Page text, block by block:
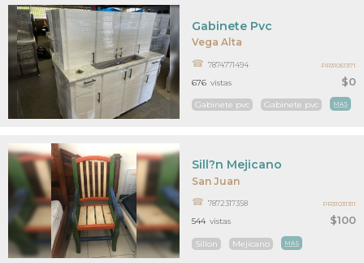
Vega Alta
$0
Gabinete Pvc
7874771494
Gabinete pvc Gabinete pvc MAS
676 vistas
PR31051371
San Juan
$100
Sill?n Mejicano
7872317358
Sillon Mejicano MAS
544 vistas
PR31031311